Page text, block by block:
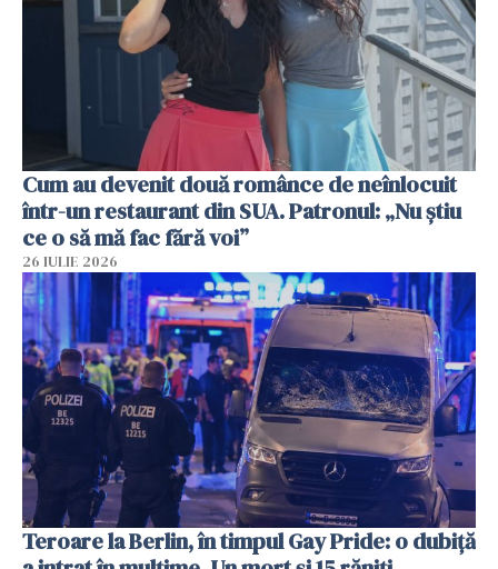
Cum au devenit două românce de neînlocuit
într-un restaurant din SUA. Patronul: „Nu știu
ce o să mă fac fără voi”
26 IULIE 2026
Teroare la Berlin, în timpul Gay Pride: o dubiță